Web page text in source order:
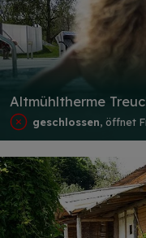
Altmühltherme
geschlossen, öffnet